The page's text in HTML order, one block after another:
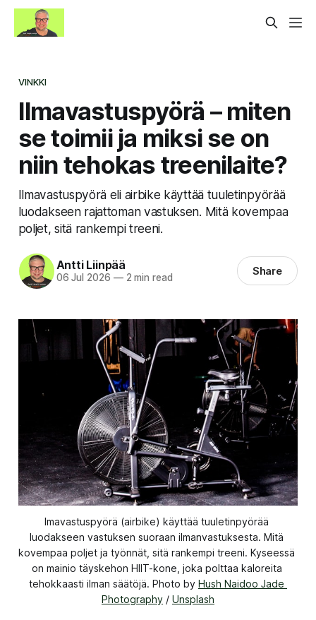
VINKKI
Ilmavastuspyörä – miten
se toimii ja miksi se on
niin tehokas treenilaite?
Ilmavastuspyörä eli airbike käyttää tuuletinpyörää
luodakseen rajattoman vastuksen. Mitä kovempaa
poljet, sitä rankempi treeni.
Antti Liinpää
06 Jul 2026 —2 min read Share
lmavastuspyörä (airbike) käyttää tuuletinpyörää
luodakseen vastuksen suoraan ilmanvastuksesta. Mitä
kovempaa poljet ja työnnät, sitä rankempi treeni. Kyseessä
on mainio täyskehon HIIT-kone, joka polttaa kaloreita
tehokkaasti ilman säätöjä. Photo by Hush Naidoo Jade
Photography / Unsplash